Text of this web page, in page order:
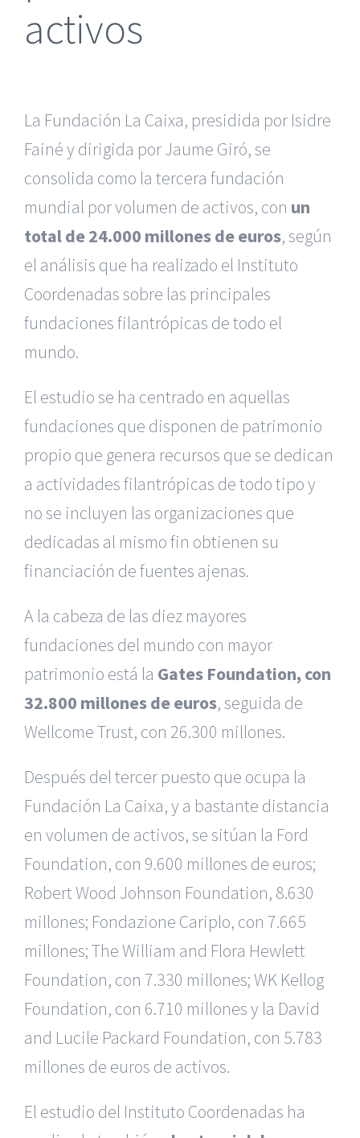
activos
La Fundación La Caixa, presidida por Isidre
Fainé y dirigida por Jaume Giró, se
consolida como la tercera fundación
mundial por volumen de activos, con un
total de 24.000 millones de euros, según
el análisis que ha realizado el Instituto
Coordenadas sobre las principales
fundaciones filantrópicas de todo el
mundo.
El estudio se ha centrado en aquellas
fundaciones que disponen de patrimonio
propio que genera recursos que se dedican
a actividades filantrópicas de todo tipo y
no se incluyen las organizaciones que
dedicadas al mismo fin obtienen su
financiación de fuentes ajenas.
A la cabeza de las diez mayores
fundaciones del mundo con mayor
patrimonio está la Gates Foundation, con
32.800 millones de euros, seguida de
Wellcome Trust, con 26.300 millones.
Después del tercer puesto que ocupa la
Fundación La Caixa, y a bastante distancia
en volumen de activos, se sitúan la Ford
Foundation, con 9.600 millones de euros;
Robert Wood Johnson Foundation, 8.630
millones; Fondazione Cariplo, con 7.665
millones; The William and Flora Hewlett
Foundation, con 7.330 millones; WK Kellog
Foundation, con 6.710 millones y la David
and Lucile Packard Foundation, con 5.783
millones de euros de activos.
El estudio del Instituto Coordenadas ha